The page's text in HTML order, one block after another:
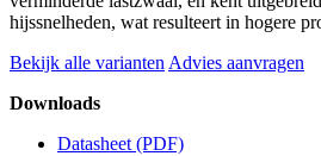
hijssnelheden, wat resulteert in hogere
Bekijk alle varianten Advies aanvragen
Downloads
Datasheet (PDF)